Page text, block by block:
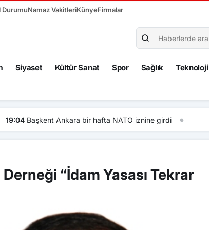
DurumuNamaz VakitleriKünyeFirmalar
Siyaset Kültür Sanat Spor Sağlık Teknoloji
Ankara bir hafta NATO iznine girdi
“İdam Yasası Tekrar